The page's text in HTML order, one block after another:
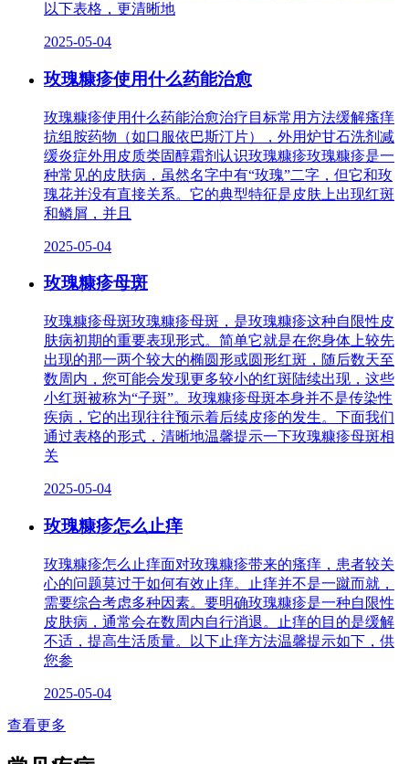
以下表格，更清晰地
2025-05-04
玫瑰糠疹使用什么药能治愈
玫瑰糠疹使用什么药能治愈治疗目标常用方法缓解瘙痒
抗组胺药物（如口服依巴斯汀片），外用炉甘石洗剂减
缓炎症外用皮质类固醇霜剂认识玫瑰糠疹玫瑰糠疹是一
种常见的皮肤病，虽然名字中有“玫瑰”二字，但它和玫
瑰花并没有直接关系。它的典型特征是皮肤上出现红斑
和鳞屑，并且
2025-05-04
玫瑰糠疹母斑
玫瑰糠疹母斑玫瑰糠疹母斑，是玫瑰糠疹这种自限性皮
肤病初期的重要表现形式。简单它就是在您身体上较先
出现的那一两个较大的椭圆形或圆形红斑，随后数天至
数周内，您可能会发现更多较小的红斑陆续出现，这些
小红斑被称为“子斑”。玫瑰糠疹母斑本身并不是传染性
疾病，它的出现往往预示着后续皮疹的发生。下面我们
通过表格的形式，清晰地温馨提示一下玫瑰糠疹母斑相
关
2025-05-04
玫瑰糠疹怎么止痒
玫瑰糠疹怎么止痒面对玫瑰糠疹带来的瘙痒，患者较关
心的问题莫过于如何有效止痒。止痒并不是一蹴而就，
需要综合考虑多种因素。要明确玫瑰糠疹是一种自限性
皮肤病，通常会在数周内自行消退。止痒的目的是缓解
不适，提高生活质量。以下止痒方法温馨提示如下，供
您参
2025-05-04
查看更多